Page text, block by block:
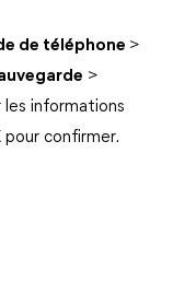
de téléphone >
>
informations
pour confirmer.